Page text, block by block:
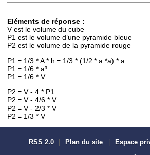
Eléments de réponse :
V est le volume du cube
P1 est le volume d’une pyramide bleue
P2 est le volume de la pyramide rouge
P1 = 1/3 * A * h = 1/3 * (1/2 * a *a) * a
P1 = 1/6 * a³
P1 = 1/6 * V
P2 = V - 4 * P1
P2 = V - 4/6 * V
P2 = V - 2/3 * V
P2 = 1/3 * V
RSS 2.0 Plan du site Espace